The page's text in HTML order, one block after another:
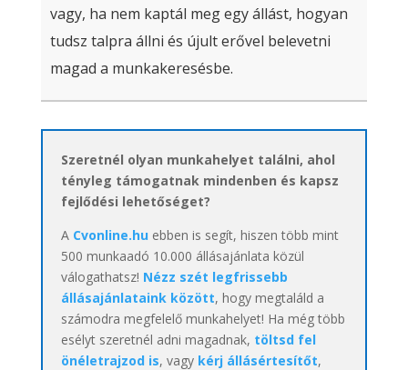
vagy, ha nem kaptál meg egy állást, hogyan
tudsz talpra állni és újult erővel belevetni
magad a munkakeresésbe.
Szeretnél olyan munkahelyet találni, ahol
tényleg támogatnak mindenben és kapsz
fejlődési lehetőséget?
A Cvonline.huebben is segít, hiszen több mint
500 munkaadó 10.000 állásajánlata közül
válogathatsz! Nézz szét legfrissebb
állásajánlataink között, hogy megtaláld a
számodra megfelelő munkahelyet! Ha még több
esélyt szeretnél adni magadnak, töltsd fel
önéletrajzod is, vagy kérj állásértesítőt,